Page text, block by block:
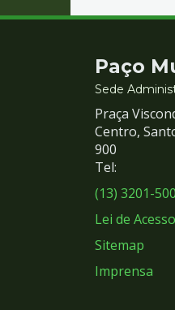
e
Paço
Sede
Praça
Centro,
900
Tel:
(13) 3201-
Lei de
Sitemap
Imprensa